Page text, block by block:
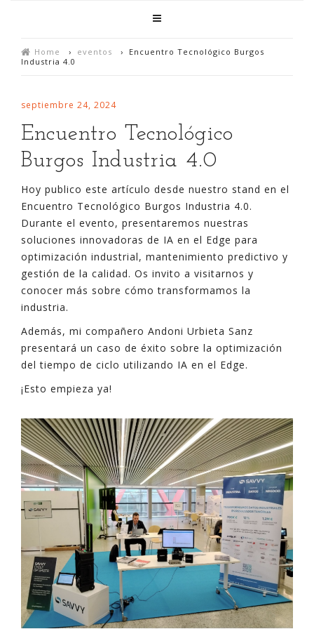
Home › eventos › Encuentro Tecnológico Burgos
Industria 4.0
septiembre 24, 2024
Encuentro Tecnológico
Burgos Industria 4.0
Hoy publico este artículo desde nuestro stand en el
Encuentro Tecnológico Burgos Industria 4.0.
Durante el evento, presentaremos nuestras
soluciones innovadoras de IA en el Edge para
optimización industrial, mantenimiento predictivo y
gestión de la calidad. Os invito a visitarnos y
conocer más sobre cómo transformamos la
industria.
Además, mi compañero Andoni Urbieta Sanz
presentará un caso de éxito sobre la optimización
del tiempo de ciclo utilizando IA en el Edge.
¡Esto empieza ya!